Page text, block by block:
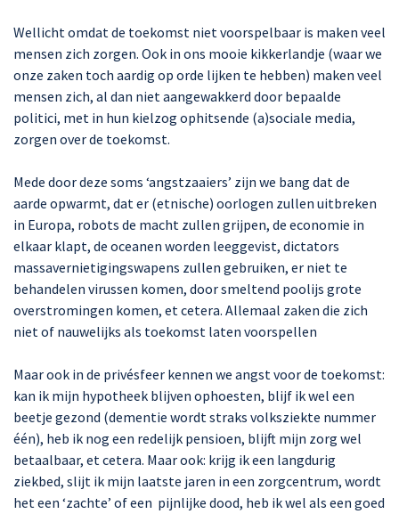
Wellicht omdat de toekomst niet voorspelbaar is maken veel
mensen zich zorgen. Ook in ons mooie kikkerlandje (waar we
onze zaken toch aardig op orde lijken te hebben) maken veel
mensen zich, al dan niet aangewakkerd door bepaalde
politici, met in hun kielzog ophitsende (a)sociale media,
zorgen over de toekomst.
Mede door deze soms ‘angstzaaiers’ zijn we bang dat de
aarde opwarmt, dat er (etnische) oorlogen zullen uitbreken
in Europa, robots de macht zullen grijpen, de economie in
elkaar klapt, de oceanen worden leeggevist, dictators
massavernietigingswapens zullen gebruiken, er niet te
behandelen virussen komen, door smeltend poolijs grote
overstromingen komen, et cetera. Allemaal zaken die zich
niet of nauwelijks als toekomst laten voorspellen
Maar ook in de privésfeer kennen we angst voor de toekomst:
kan ik mijn hypotheek blijven ophoesten, blijf ik wel een
beetje gezond (dementie wordt straks volksziekte nummer
één), heb ik nog een redelijk pensioen, blijft mijn zorg wel
betaalbaar, et cetera. Maar ook: krijg ik een langdurig
ziekbed, slijt ik mijn laatste jaren in een zorgcentrum, wordt
het een ‘zachte’ of een pijnlijke dood, heb ik wel als een goed